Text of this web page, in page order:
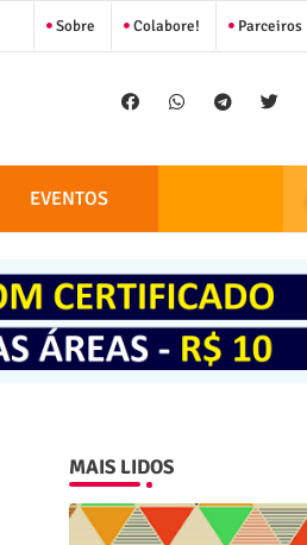
Sobre Colabore! Parceiros
EVENTOS
MAIS LIDOS